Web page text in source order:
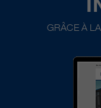
GRÂCE À